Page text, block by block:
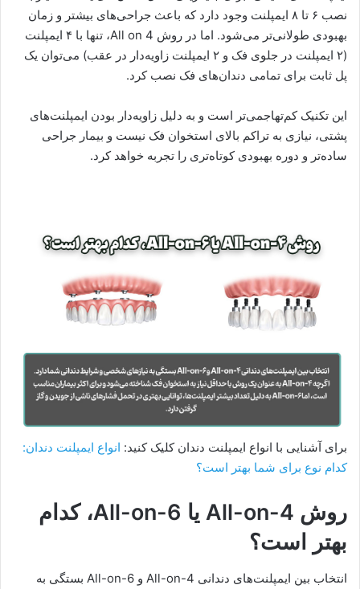
نصب ۶ تا ۸ ایمپلنت وجود دارد که باعث جراحی‌های بیشتر و زمان
بهبودی طولانی‌تر می‌شود. اما در روش All on 4، تنها با ۴ ایمپلنت
(۲ ایمپلنت در جلوی فک و ۲ ایمپلنت زاویه‌دار در عقب) می‌توان یک
پل ثابت برای تمامی دندان‌های فک نصب کرد.
این تکنیک کم‌تهاجمی‌تر است و به دلیل زاویه‌دار بودن ایمپلنت‌های
پشتی، نیازی به تراکم بالای استخوان فک نیست و بیمار جراحی
ساده‌تر و دوره بهبودی کوتاه‌تری را تجربه خواهد کرد.
برای آشنایی با انواع ایمپلنت دندان کلیک کنید: انواع ایمپلنت دندان:
کدام نوع برای شما بهتر است؟
روش All-on-4 یا All-on-6، کدام
بهتر است؟
انتخاب بین ایمپلنت‌های دندانی All-on-4 و All-on-6 بستگی به